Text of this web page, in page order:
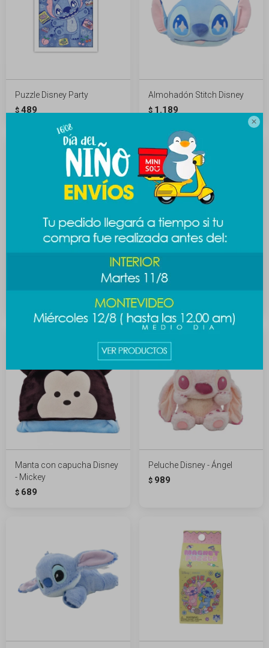

Puzzle Disney Party
$ 489
Almohadón Stitch Disney
$ 1.189
Diamond painting Stitch
Puzzle dinner party stitch
100pcs
$ 289
Manta con capucha Disney
- Mickey
$ 689
Peluche Disney - Ángel
$ 989